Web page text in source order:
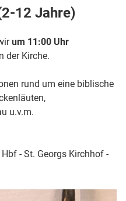
12 Jahre)
um 11:00 Uhr
der Kirche.
rund um eine biblische
u.v.m.
- St. Georgs Kirchhof -